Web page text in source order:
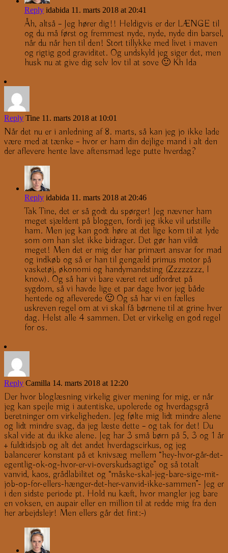
Reply idabida 11. marts 2018 at 20:41
Åh, altså – Jeg hører dig!! Heldigvis er der LÆNGE til
og du må først og fremmest nyde, nyde, nyde din barsel,
når du når hen til den! Stort tillykke med livet i maven
og rigtig god graviditet. Og undskyld jeg siger det, men
husk nu at give dig selv lov til at sove 🙂 Kh Ida
Reply Tine 11. marts 2018 at 10:01
Når det nu er i anledning af 8. marts, så kan jeg jo ikke lade
være med at tænke – hvor er ham din dejlige mand i alt den
der aflevere hente lave aftensmad lege putte hverdag?
Reply idabida 11. marts 2018 at 20:46
Tak Tine, det er så godt du spørger! Jeg nævner ham
meget sjældent på bloggen, fordi jeg ikke vil udstille
ham. Men jeg kan godt høre at det lige kom til at lyde
som om han slet ikke bidrager. Det gør han vildt
meget! Men det er mig der har primært ansvar for mad
og indkøb og så er han til gengæld primus motor på
vasketøj, økonomi og handymandsting (Zzzzzzzz, I
know). Og så har vi bare været ret udfordret på
sygdom, så vi havde lige et par dage hvor jeg både
hentede og afleverede 🙂 Og så har vi en fælles
uskreven regel om at vi skal få børnene til at grine hver
dag. Helst alle 4 sammen. Det er virkelig en god regel
for os.
Reply Camilla 14. marts 2018 at 12:20
Der hvor bloglæsning virkelig giver mening for mig, er når
jeg kan spejle mig i autentiske, upolerede og hverdagsgrå
beretninger om virkeligheden. Jeg følte mig lidt mindre alene
og lidt mindre svag, da jeg læste dette – og tak for det! Du
skal vide at du ikke alene. Jeg har 3 små børn på 5, 3 og 1 år
+ fuldtidsjob og alt det andet hverdagscirkus, og jeg
balancerer konstant på et knivsæg mellem “hey-hvor-går-det-
egentlig-ok-og-hvor-er-vi-overskudsagtige” og så totalt
vanvid, kaos, grådlabilitet og “måske-skal-jeg-bare-sige-mit-
job-op-for-ellers-hænger-det-her-vanvid-ikke-sammen”- Jeg er
i den sidste periode pt. Hold nu kæft, hvor mangler jeg bare
en voksen, en aupair eller en million til at redde mig fra den
her arbejdslejr! Men ellers går det fint:-)